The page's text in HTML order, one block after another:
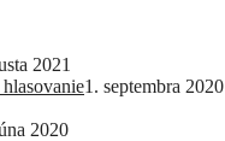
2021
1. septembra 2020
2020